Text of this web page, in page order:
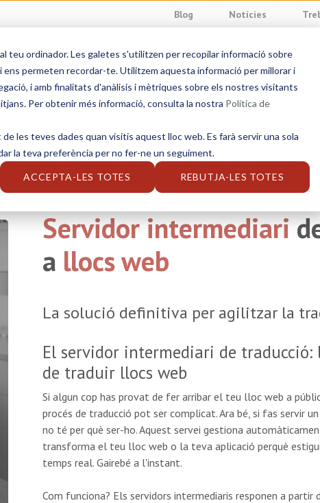
teu ordinador. Les galetes s'utilitzen per recopilar informació sobre
permeten recordar-te. Utilitzem aquesta informació per millorar i
i amb finalitats d'anàlisis i mètriques sobre els nostres visitants
Per obtenir més informació, consulta la nostra Política de
les teves dades quan visitis aquest lloc web. Es farà servir una sola
la teva preferència per no fer-ne un seguiment.
ACCEPTA-LES TOTES REBUTJA-LES TOTES
Blog Notícies
Sectors Solucions Sobre nosaltres
Servidor intermediari
a llocs web
La solució definitiva per agilitzar la
El servidor intermediari de traducció:
de traduir llocs web
Si algun cop has provat de fer arribar el teu lloc web a
procés de traducció pot ser complicat. Ara bé, si fas servir
no té per què ser-ho. Aquest servei gestiona
transforma el teu lloc web o la teva aplicació perquè
temps real. Gairebé a l'instant.
Com funciona? Els servidors intermediaris responen a partir